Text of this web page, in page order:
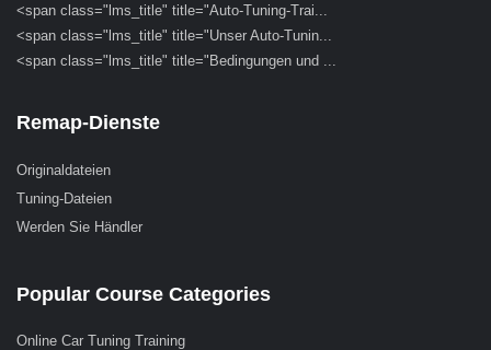
<span class="lms_title" title="Auto-Tuning-Trai...
<span class="lms_title" title="Unser Auto-Tunin...
<span class="lms_title" title="Bedingungen und ...
Remap-Dienste
Originaldateien
Tuning-Dateien
Werden Sie Händler
Popular Course Categories
Online Car Tuning Training